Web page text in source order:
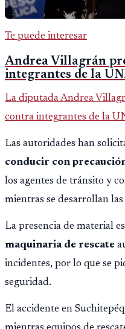
Te puede interesar
Andrea Villagrán
integrantes de la
La diputada Andrea
contra integrantes de la
ilícita, terrorismo y sedición.
Las autoridades han
conducir con
los agentes de tránsito y
mientras se desarrollan
La presencia de material
maquinaria de rescate
incidentes, por lo que se
seguridad.
El accidente en